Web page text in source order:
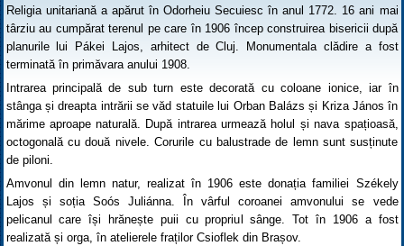
Religia unitariană a apărut în Odorheiu Secuiesc în anul 1772. 16 ani mai
târziu au cumpărat terenul pe care în 1906 încep construirea bisericii după
planurile lui Pákei Lajos, arhitect de Cluj. Monumentala clădire a fost
terminată în primăvara anului 1908.
Intrarea principală de sub turn este decorată cu coloane ionice, iar în
stânga și dreapta intrării se văd statuile lui Orban Balázs și Kriza János în
mărime aproape naturală. După intrarea urmează holul și nava spațioasă,
octogonală cu două nivele. Corurile cu balustrade de lemn sunt susținute
de piloni.
Amvonul din lemn natur, realizat în 1906 este donația familiei Székely
Lajos și soția Soós Juliánna. În vârful coroanei amvonului se vede
pelicanul care își hrănește puii cu propriul sânge. Tot în 1906 a fost
realizată și orga, în atelierele fraților Csioflek din Brașov.